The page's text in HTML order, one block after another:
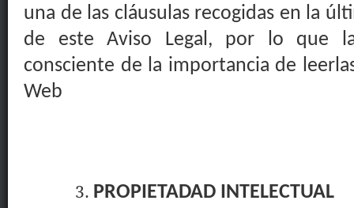
una de las cláusulas recogidas en la
de este Aviso Legal, por lo que
consciente de la importancia de
Web
PROPIETADAD INTELECTUAL